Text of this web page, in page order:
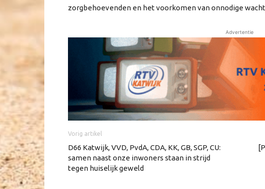
zorgbehoevenden en het voorkomen van onnodige
Advertentie
Vorig artikel
D66 Katwijk, VVD, PvdA, CDA, KK, GB, SGP, CU:
samen naast onze inwoners staan in strijd
tegen huiselijk geweld